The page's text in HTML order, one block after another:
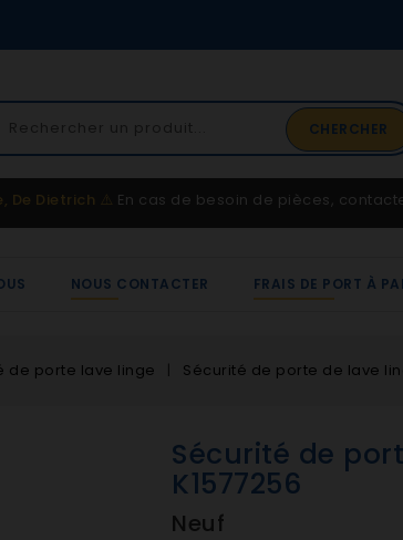
CHERCHER
02 41 65 37 52
Service client
De Dietrich ⚠️ En cas de besoin de pièces,
NOUS CONTACTER FRAIS DE PORT À
de porte lave linge Sécurité de porte de lave
Sécurité de
K1577256
Neuf